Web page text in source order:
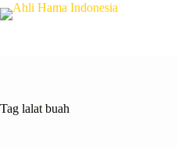
Tag lalat buah